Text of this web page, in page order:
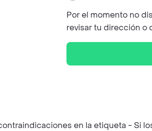
Por el momento no
revisar tu dirección o
en la etiqueta - Si